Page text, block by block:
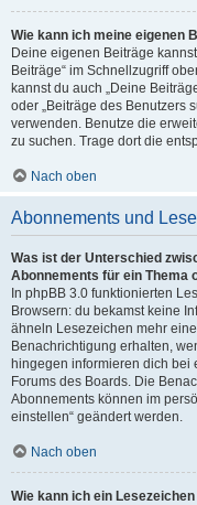
Wie kann ich meine eigenen
Deine eigenen Beiträge
Beiträge“ im Schnellzugriff
kannst du auch „Deine
oder „Beiträge des Benutzers
verwenden. Benutze die
zu suchen. Trage dort die
Nach oben
Abonnements und
Was ist der Unterschied
Abonnements für ein Thema
In phpBB 3.0 funktionierten
Browsern: du bekamst keine
ähneln Lesezeichen mehr
Benachrichtigung erhalten,
hingegen informieren dich bei
Forums des Boards. Die
Abonnements können im
einstellen“ geändert werden.
Nach oben
Wie kann ich ein